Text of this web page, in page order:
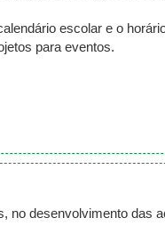
escolar e o
para eventos.
no desenvolvimento das